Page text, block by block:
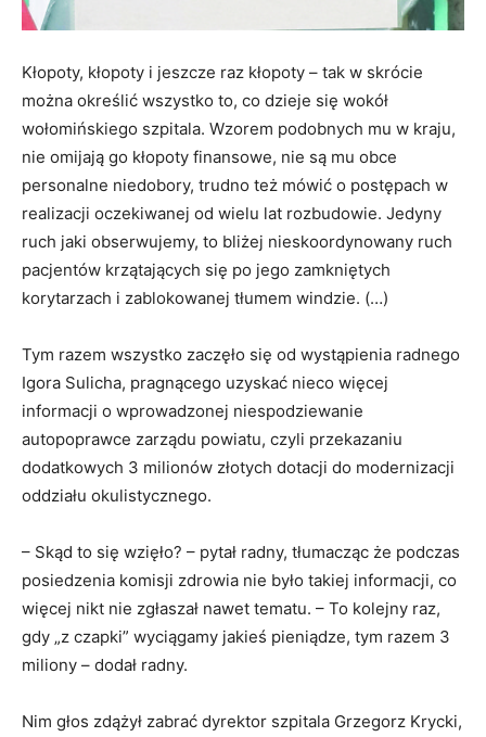
Kłopoty, kłopoty i jeszcze raz kłopoty – tak w skrócie
można określić wszystko to, co dzieje się wokół
wołomińskiego szpitala. Wzorem podobnych mu w kraju,
nie omijają go kłopoty finansowe, nie są mu obce
personalne niedobory, trudno też mówić o postępach w
realizacji oczekiwanej od wielu lat rozbudowie. Jedyny
ruch jaki obserwujemy, to bliżej nieskoordynowany ruch
pacjentów krzątających się po jego zamkniętych
korytarzach i zablokowanej tłumem windzie. (…)
Tym razem wszystko zaczęło się od wystąpienia radnego
Igora Sulicha, pragnącego uzyskać nieco więcej
informacji o wprowadzonej niespodziewanie
autopoprawce zarządu powiatu, czyli przekazaniu
dodatkowych 3 milionów złotych dotacji do modernizacji
oddziału okulistycznego.
– Skąd to się wzięło? – pytał radny, tłumacząc że podczas
posiedzenia komisji zdrowia nie było takiej informacji, co
więcej nikt nie zgłaszał nawet tematu. – To kolejny raz,
gdy „z czapki” wyciągamy jakieś pieniądze, tym razem 3
miliony – dodał radny.
Nim głos zdążył zabrać dyrektor szpitala Grzegorz Krycki,